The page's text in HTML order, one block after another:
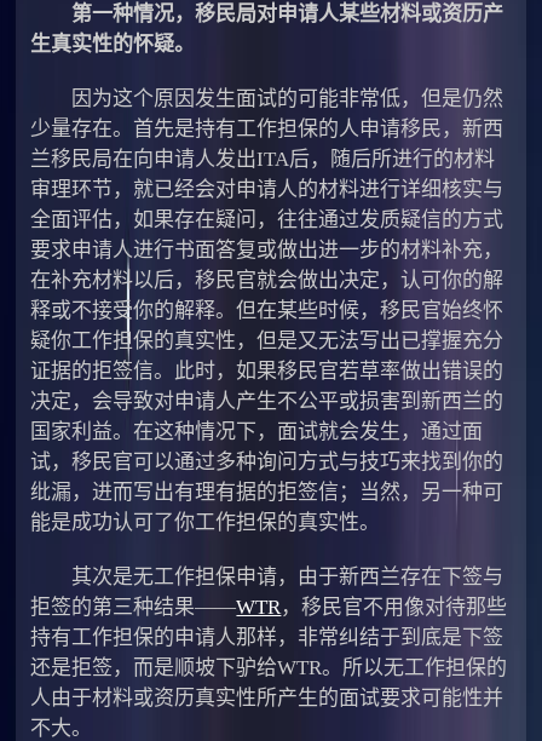
第一种情况，移民局对申请人某些材料或资历产
生真实性的怀疑。
因为这个原因发生面试的可能非常低，但是仍然
少量存在。首先是持有工作担保的人申请移民，新西
兰移民局在向申请人发出ITA后，随后所进行的材料
审理环节，就已经会对申请人的材料进行详细核实与
全面评估，如果存在疑问，往往通过发质疑信的方式
要求申请人进行书面答复或做出进一步的材料补充，
在补充材料以后，移民官就会做出决定，认可你的解
释或不接受你的解释。但在某些时候，移民官始终怀
疑你工作担保的真实性，但是又无法写出已撑握充分
证据的拒签信。此时，如果移民官若草率做出错误的
决定，会导致对申请人产生不公平或损害到新西兰的
国家利益。在这种情况下，面试就会发生，通过面
试，移民官可以通过多种询问方式与技巧来找到你的
纰漏，进而写出有理有据的拒签信；当然，另一种可
能是成功认可了你工作担保的真实性。
其次是无工作担保申请，由于新西兰存在下签与
拒签的第三种结果——WTR，移民官不用像对待那些
持有工作担保的申请人那样，非常纠结于到底是下签
还是拒签，而是顺坡下驴给WTR。所以无工作担保的
人由于材料或资历真实性所产生的面试要求可能性并
不大。